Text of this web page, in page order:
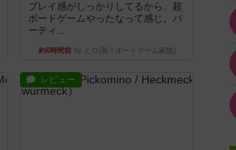
プレイ感がしっかりしてるから、超
ボードゲームやったなって感じ。パ
ーティ...
約6時間前by ヒロ(新！ボードゲーム家族)
レビュー